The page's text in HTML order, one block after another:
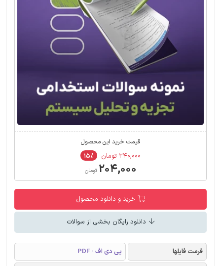
قیمت خرید این محصول
۲۴۰,۰۰۰ تومان ۱۵٪
۲۰۴,۰۰۰ تومان
خرید و دانلود محصول
دانلود رایگان بخشی از سوالات
فرمت فایلها
پی دی اف - PDF